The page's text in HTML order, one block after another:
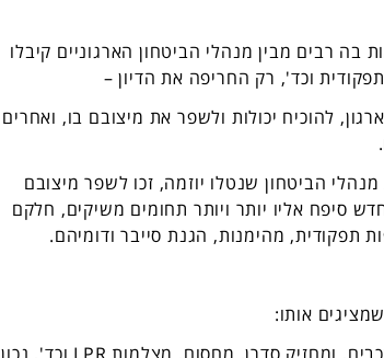
רבים מבין מנהלי הביטחון הארגוניים קיבלו
וכד', רק החריפה את הדיון –
להוכיח יכולות ולשפר את מיצובם בו, ואחרים
הביטחון שנטלו יוזמה, זכו לשפר מיצובם
סיפח אליו יותר ויותר תחומים משיקים, חלקם
תפקודית, מהימנות, הגנת סייבר ודומיהם.
אותו: